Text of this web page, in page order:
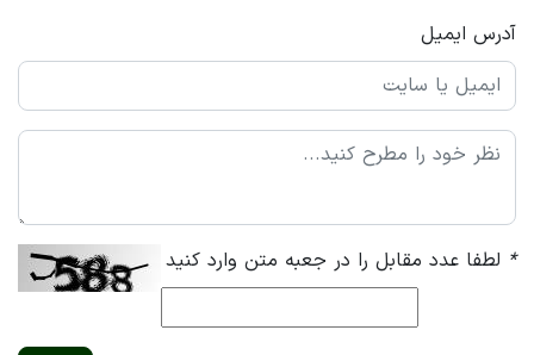
آدرس ایمیل
* لطفا عدد مقابل را در جعبه متن وارد کنید